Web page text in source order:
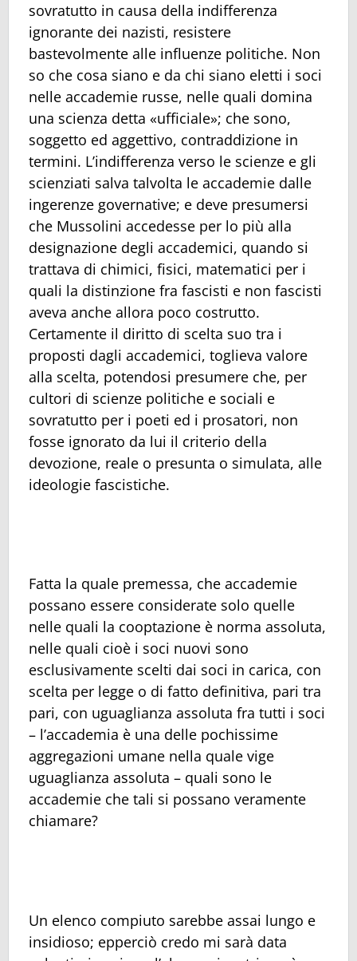
sovratutto in causa della indifferenza
ignorante dei nazisti, resistere
bastevolmente alle influenze politiche. Non
so che cosa siano e da chi siano eletti i soci
nelle accademie russe, nelle quali domina
una scienza detta «ufficiale»; che sono,
soggetto ed aggettivo, contraddizione in
termini. L’indifferenza verso le scienze e gli
scienziati salva talvolta le accademie dalle
ingerenze governative; e deve presumersi
che Mussolini accedesse per lo più alla
designazione degli accademici, quando si
trattava di chimici, fisici, matematici per i
quali la distinzione fra fascisti e non fascisti
aveva anche allora poco costrutto.
Certamente il diritto di scelta suo tra i
proposti dagli accademici, toglieva valore
alla scelta, potendosi presumere che, per
cultori di scienze politiche e sociali e
sovratutto per i poeti ed i prosatori, non
fosse ignorato da lui il criterio della
devozione, reale o presunta o simulata, alle
ideologie fascistiche.
Fatta la quale premessa, che accademie
possano essere considerate solo quelle
nelle quali la cooptazione è norma assoluta,
nelle quali cioè i soci nuovi sono
esclusivamente scelti dai soci in carica, con
scelta per legge o di fatto definitiva, pari tra
pari, con uguaglianza assoluta fra tutti i soci
– l’accademia è una delle pochissime
aggregazioni umane nella quale vige
uguaglianza assoluta – quali sono le
accademie che tali si possano veramente
chiamare?
Un elenco compiuto sarebbe assai lungo e
insidioso; epperciò credo mi sarà data